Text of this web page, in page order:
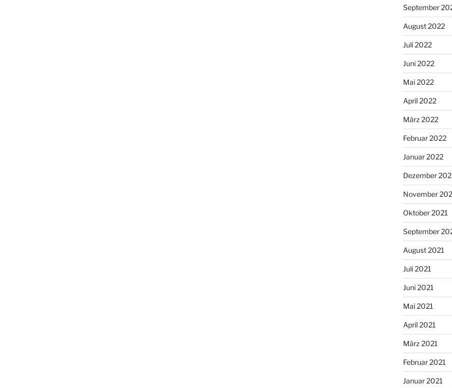
September
August 2022
Juli 2022
Juni 2022
Mai 2022
April 2022
März 2022
Februar 2022
Januar 2022
Dezember
November
Oktober 2021
September
August 2021
Juli 2021
Juni 2021
Mai 2021
April 2021
März 2021
Februar 2021
Januar 2021